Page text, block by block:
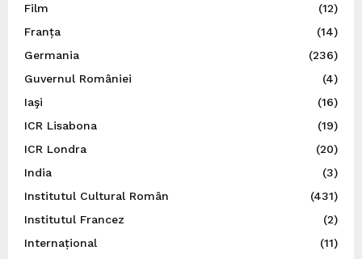
Film
(12)
Franța
(14)
Germania
(236)
Guvernul României
(4)
Iaşi
(16)
ICR Lisabona
(19)
ICR Londra
(20)
India
(3)
Institutul Cultural Român
(431)
Institutul Francez
(2)
Internațional
(11)